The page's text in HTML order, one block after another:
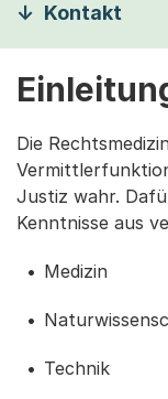
Kontakt
Die
Justiz wahr.
Kenntnisse aus
Medizin
Technik